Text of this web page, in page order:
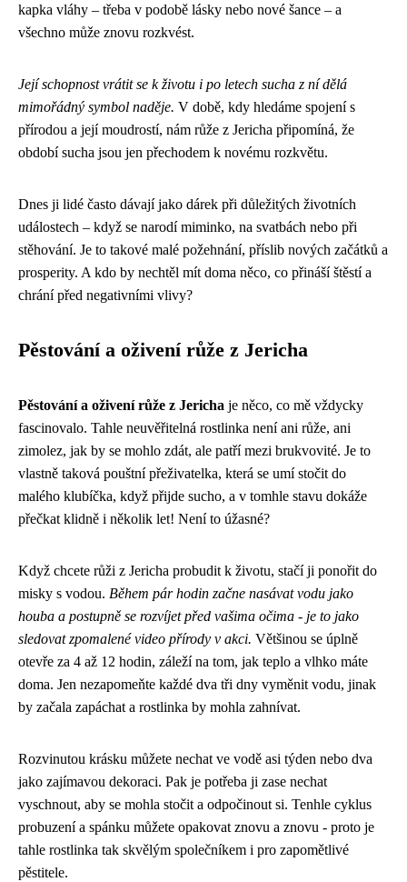
kapka vláhy – třeba v podobě lásky nebo nové šance – a
všechno může znovu rozkvést.
Její schopnost vrátit se k životu i po letech sucha z ní dělá
mimořádný symbol naděje. V době, kdy hledáme spojení s
přírodou a její moudrostí, nám růže z Jericha připomíná, že
období sucha jsou jen přechodem k novému rozkvětu.
Dnes ji lidé často dávají jako dárek při důležitých životních
událostech – když se narodí miminko, na svatbách nebo při
stěhování. Je to takové malé požehnání, příslib nových začátků a
prosperity. A kdo by nechtěl mít doma něco, co přináší štěstí a
chrání před negativními vlivy?
Pěstování a oživení růže z Jericha
Pěstování a oživení růže z Jericha je něco, co mě vždycky
fascinovalo. Tahle neuvěřitelná rostlinka není ani růže, ani
zimolez, jak by se mohlo zdát, ale patří mezi brukvovité. Je to
vlastně taková pouštní přeživatelka, která se umí stočit do
malého klubíčka, když přijde sucho, a v tomhle stavu dokáže
přečkat klidně i několik let! Není to úžasné?
Když chcete růži z Jericha probudit k životu, stačí ji ponořit do
misky s vodou. Během pár hodin začne nasávat vodu jako
houba a postupně se rozvíjet před vašima očima - je to jako
sledovat zpomalené video přírody v akci. Většinou se úplně
otevře za 4 až 12 hodin, záleží na tom, jak teplo a vlhko máte
doma. Jen nezapomeňte každé dva tři dny vyměnit vodu, jinak
by začala zapáchat a rostlinka by mohla zahnívat.
Rozvinutou krásku můžete nechat ve vodě asi týden nebo dva
jako zajímavou dekoraci. Pak je potřeba ji zase nechat
vyschnout, aby se mohla stočit a odpočinout si. Tenhle cyklus
probuzení a spánku můžete opakovat znovu a znovu - proto je
tahle rostlinka tak skvělým společníkem i pro zapomětlivé
pěstitele.